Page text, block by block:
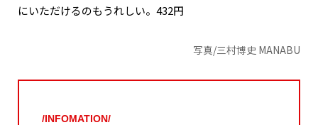
にいただけるのもうれしい。432円
写真/三村博史 MANABU
/INFOMATION/